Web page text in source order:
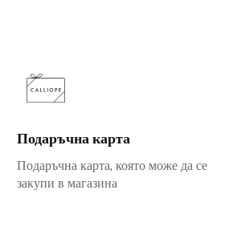
Подаръчна карта
Подаръчна карта, която може да се
закупи в магазина